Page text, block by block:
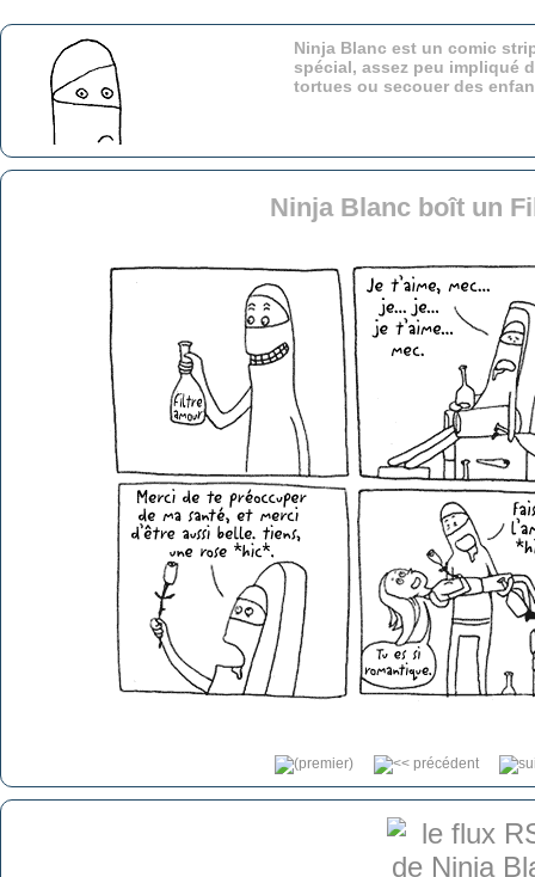
Ninja Blanc est un comic
spécial, assez peu impliqué
tortues ou secouer des
Ninja Blanc boît un